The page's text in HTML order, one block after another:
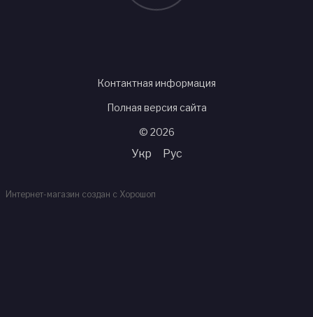
Контактная информация
Полная версия сайта
© 2026
Укр Рус
Интернет-магазин создан с Хорошоп